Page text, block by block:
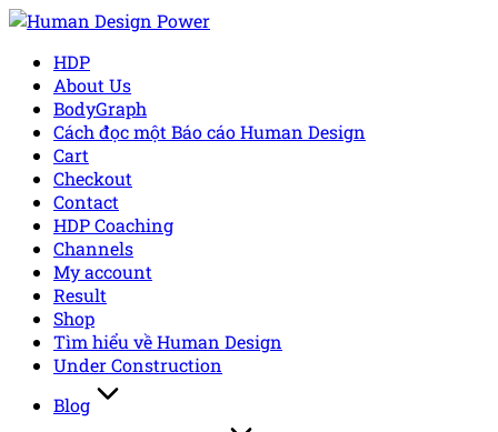
Skip
contentHDP
About Us
BodyGraph
Cách đọc một Báo cáo Human Design
Cart
Checkout
Contact
HDP Coaching
Channels
My account
Result
Shop
Tìm hiểu về Human Design
Under Construction
Blog